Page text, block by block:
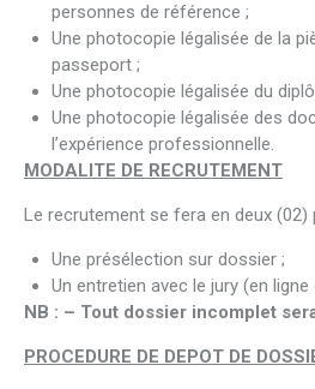
personnes de référence ;
Une photocopie légalisée de la
passeport ;
Une photocopie légalisée du
Une photocopie légalisée des
l’expérience professionnelle.
MODALITE DE RECRUTEMENT
Le recrutement se fera en deux (02)
Une présélection sur dossier ;
Un entretien avec le jury (en
NB : – Tout dossier incomplet
PROCEDURE DE DEPOT DE